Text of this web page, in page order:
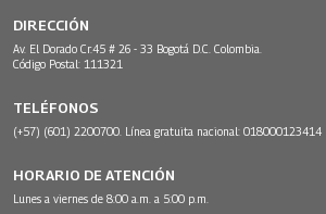
DIRECCIÓN
Av. El Dorado Cr.45 # 26 - 33 Bogotá D.C. Colombia.
Código Postal: 111321
TELÉFONOS
(+57) (601) 2200700. Línea gratuita nacional: 018000123414
HORARIO DE ATENCIÓN
Lunes a viernes de 8:00 a.m. a 5:00 p.m.